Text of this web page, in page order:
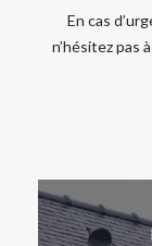
En cas
n’hésitez pas